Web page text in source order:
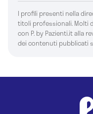
I profili presenti nella
titoli professionali. Molti
con P. by Pazienti.it alla
dei contenuti pubblicati